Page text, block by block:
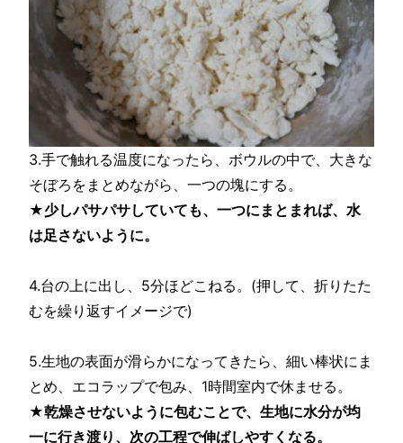
3.手で触れる温度になったら、ボウルの中で、大きな
そぼろをまとめながら、一つの塊にする。
★少しパサパサしていても、一つにまとまれば、水
は足さないように。
4.台の上に出し、5分ほどこねる。(押して、折りたた
むを繰り返すイメージで)
5.生地の表面が滑らかになってきたら、細い棒状にま
とめ、エコラップで包み、1時間室内で休ませる。
★乾燥させないように包むことで、生地に水分が均
一に行き渡り、次の工程で伸ばしやすくなる。